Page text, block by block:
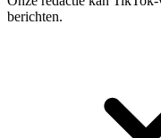
berichten.